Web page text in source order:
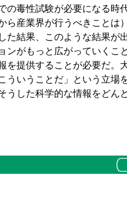
の毒性試験が必要になる時
ら産業界が行うべきことは
た結果、このような結果が
ンがもっと広がっていくこ
を提供することが必要だ。
ういうことだ」という立場
うした科学的な情報をどん